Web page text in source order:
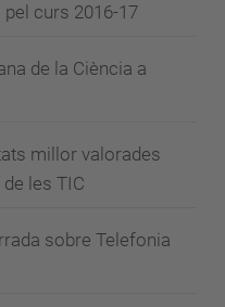
curs 2016-17
de la Ciència a
millor valorades
les TIC
sobre Telefonia